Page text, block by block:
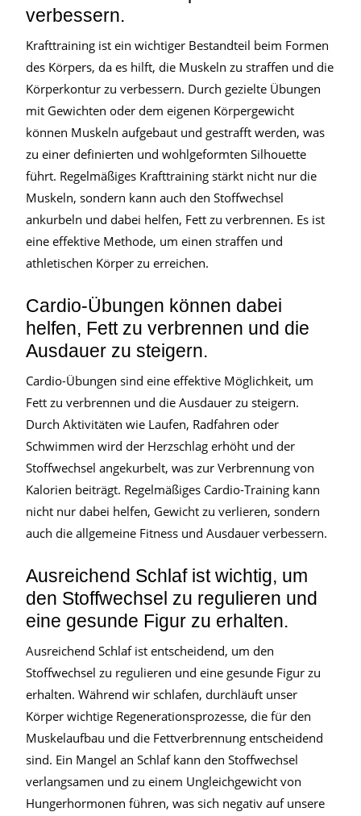
verbessern.
Krafttraining ist ein wichtiger Bestandteil beim Formen
des Körpers, da es hilft, die Muskeln zu straffen und die
Körperkontur zu verbessern. Durch gezielte Übungen
mit Gewichten oder dem eigenen Körpergewicht
können Muskeln aufgebaut und gestrafft werden, was
zu einer definierten und wohlgeformten Silhouette
führt. Regelmäßiges Krafttraining stärkt nicht nur die
Muskeln, sondern kann auch den Stoffwechsel
ankurbeln und dabei helfen, Fett zu verbrennen. Es ist
eine effektive Methode, um einen straffen und
athletischen Körper zu erreichen.
Cardio-Übungen können dabei
helfen, Fett zu verbrennen und die
Ausdauer zu steigern.
Cardio-Übungen sind eine effektive Möglichkeit, um
Fett zu verbrennen und die Ausdauer zu steigern.
Durch Aktivitäten wie Laufen, Radfahren oder
Schwimmen wird der Herzschlag erhöht und der
Stoffwechsel angekurbelt, was zur Verbrennung von
Kalorien beiträgt. Regelmäßiges Cardio-Training kann
nicht nur dabei helfen, Gewicht zu verlieren, sondern
auch die allgemeine Fitness und Ausdauer verbessern.
Ausreichend Schlaf ist wichtig, um
den Stoffwechsel zu regulieren und
eine gesunde Figur zu erhalten.
Ausreichend Schlaf ist entscheidend, um den
Stoffwechsel zu regulieren und eine gesunde Figur zu
erhalten. Während wir schlafen, durchläuft unser
Körper wichtige Regenerationsprozesse, die für den
Muskelaufbau und die Fettverbrennung entscheidend
sind. Ein Mangel an Schlaf kann den Stoffwechsel
verlangsamen und zu einem Ungleichgewicht von
Hungerhormonen führen, was sich negativ auf unsere